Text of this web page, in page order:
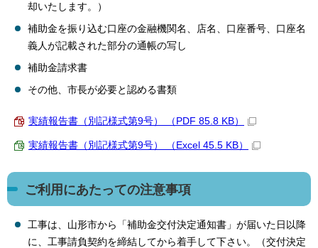
却いたします。）
補助金を振り込む口座の金融機関名、店名、口座番号、口座名
義人が記載された部分の通帳の写し
補助金請求書
その他、市長が必要と認める書類
実績報告書（別記様式第9号） （PDF 85.8 KB）
実績報告書（別記様式第9号） （Excel 45.5 KB）
ご利用にあたっての注意事項
工事は、山形市から「補助金交付決定通知書」が届いた日以降
に、工事請負契約を締結してから着手して下さい。（交付決定